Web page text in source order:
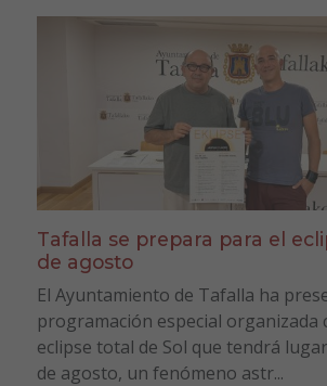
Tafalla se prepara para el
de agosto
El Ayuntamiento de Tafalla ha
programación especial organizada
eclipse total de Sol que tendrá
de agosto, un fenómeno astr...